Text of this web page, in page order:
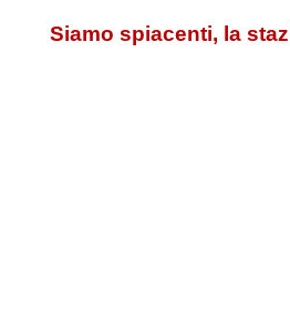
Siamo spiacenti, la